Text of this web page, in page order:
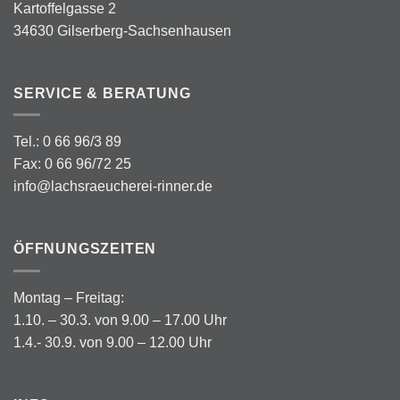
Kartoffelgasse 2
34630 Gilserberg-Sachsenhausen
SERVICE & BERATUNG
Tel.: 0 66 96/3 89
Fax: 0 66 96/72 25
info@lachsraeucherei-rinner.de
ÖFFNUNGSZEITEN
Montag – Freitag:
1.10. – 30.3. von 9.00 – 17.00 Uhr
1.4.- 30.9. von 9.00 – 12.00 Uhr